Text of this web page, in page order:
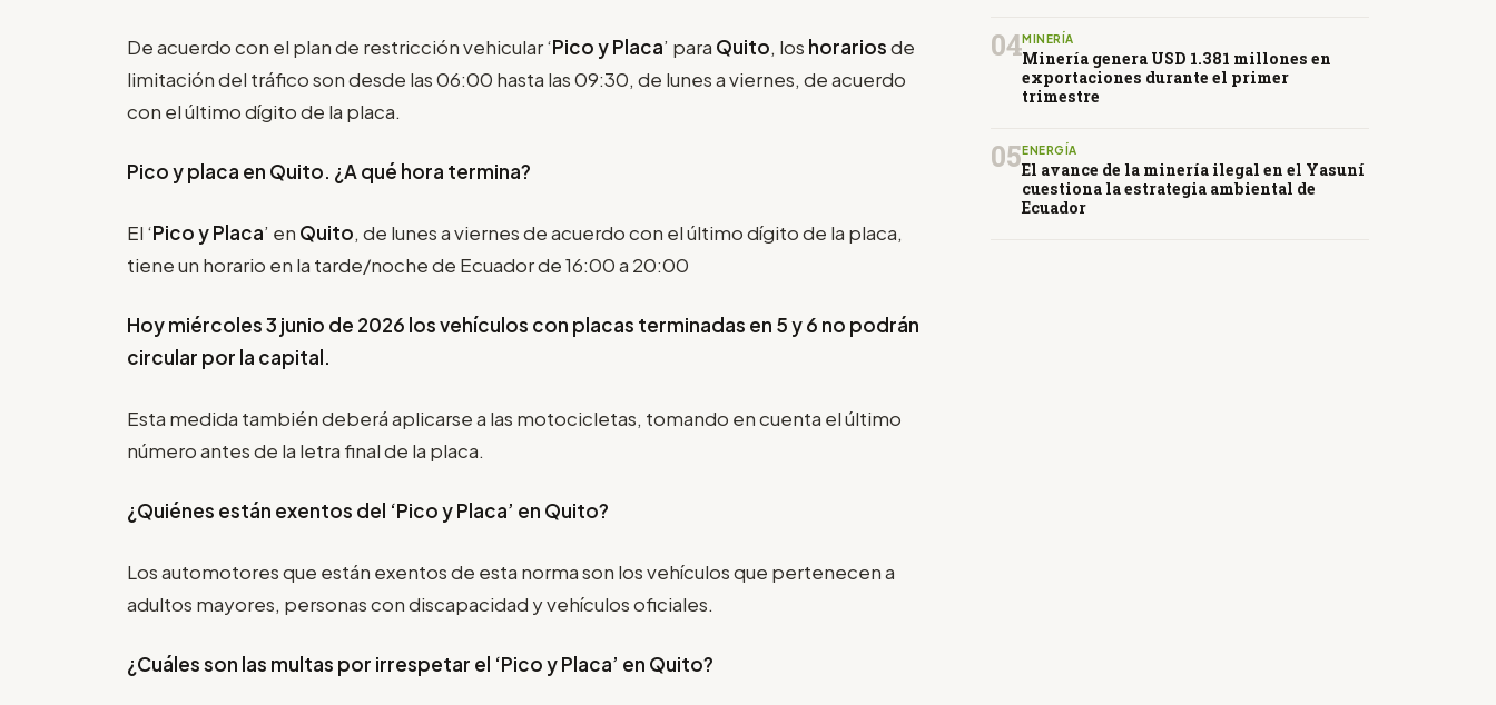
De acuerdo con el plan de restricción vehicular ‘Pico y Placa’ para Quito, los horariosde
limitación del tráfico son desde las 06:00 hasta las 09:30, de lunes a viernes, de acuerdo
con el último dígito de la placa.
Pico y placa en Quito. ¿A qué hora termina?
El ‘Pico y Placa’ en Quito, de lunes a viernes de acuerdo con el último dígito de la placa,
tiene un horario en la tarde/noche de Ecuador de 16:00 a 20:00
Hoy miércoles 3 junio de 2026 los vehículos con placas terminadas en 5 y 6 no podrán
circular por la capital.
Esta medida también deberá aplicarse a las motocicletas, tomando en cuenta el último
número antes de la letra final de la placa.
¿Quiénes están exentos del ‘Pico y Placa’ en Quito?
Los automotores que están exentos de esta norma son los vehículos que pertenecen a
adultos mayores, personas con discapacidad y vehículos oficiales.
¿Cuáles son las multas por irrespetar el ‘Pico y Placa’ en Quito?
04MINERÍA
Minería genera USD 1.381 millones en
exportaciones durante el primer
trimestre
05 ENERGÍA
El avance de la minería ilegal en el Yasuní
cuestiona la estrategia ambiental de
Ecuador